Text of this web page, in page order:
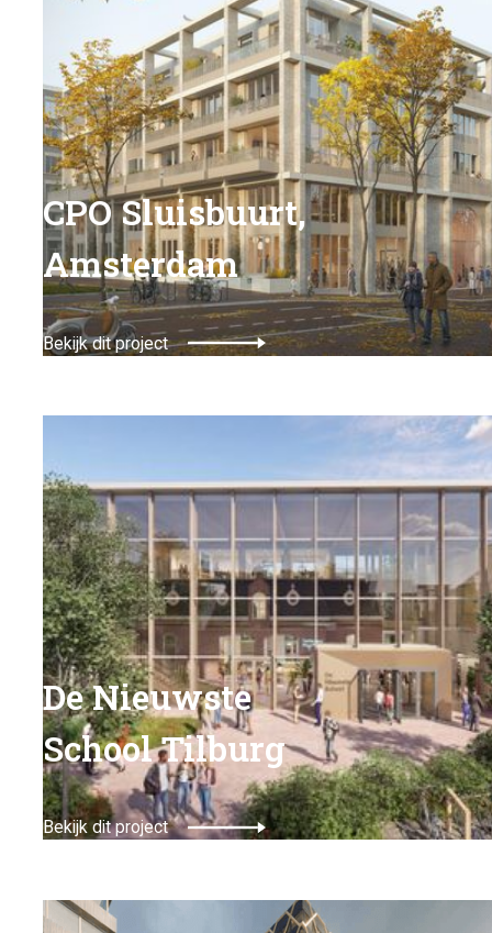
CPO Sluisbuurt,
Amsterdam
Bekijk dit project
De Nieuwste
School Tilburg
Bekijk dit project